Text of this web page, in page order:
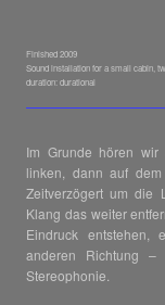
Finished 2009
Sound installation for a small cabin,
duration: durational
Im Grunde hören
linken, dann auf dem
Zeitverzögert um die
Klang das weiter
Eindruck
anderen Richtung
Stereophonie.